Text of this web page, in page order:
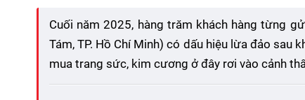
Cuối năm 2025, hàng trăm khách hàng từng
Tám, TP. Hồ Chí Minh) có dấu hiệu lừa đảo sau
mua trang sức, kim cương ở đây rơi vào cảnh